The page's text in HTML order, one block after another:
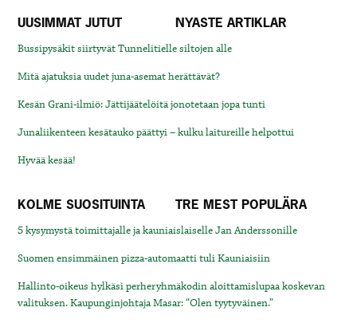
UUSIMMAT JUTUT NYASTE ARTIKLAR
Bussipysäkit siirtyvät Tunnelitielle siltojen alle
Mitä ajatuksia uudet juna-asemat herättävät?
Kesän Grani-ilmiö: Jättijäätelöitä jonotetaan jopa tunti
Junaliikenteen kesätauko päättyi – kulku laitureille helpottui
Hyvää kesää!
KOLME SUOSITUINTA TRE MEST POPULÄRA
5 kysymystä toimittajalle ja kauniaislaiselle Jan Anderssonille
Suomen ensimmäinen pizza-automaatti tuli Kauniaisiin
Hallinto-oikeus hylkäsi perheryhmäkodin aloittamislupaa koskevan
valituksen. Kaupunginjohtaja Masar: “Olen tyytyväinen.”